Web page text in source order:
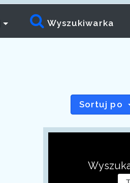
Wyszukiwarka
Sortuj po